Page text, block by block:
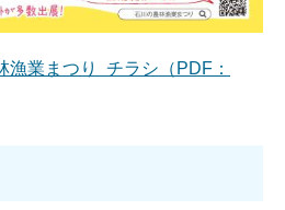
漁業まつり チラシ（PDF：